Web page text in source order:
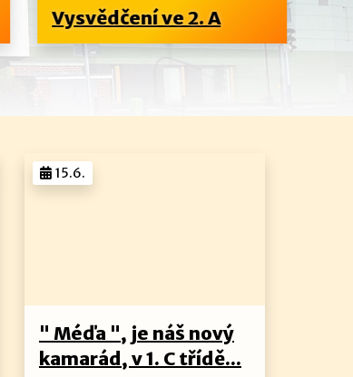
Vysvědčení ve 2. A
" Méďa ", je náš nový
kamarád, v 1. C třídě...
15.6.